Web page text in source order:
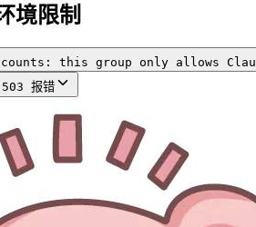
境限制
this group only allows
报错